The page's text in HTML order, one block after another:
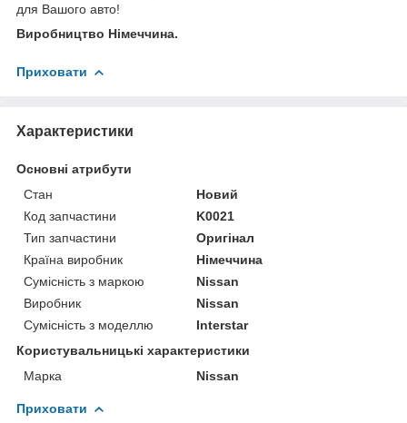
для Вашого авто!
Виробництво Німеччина.
Приховати
Характеристики
Основні атрибути
Стан
Новий
Код запчастини
K0021
Тип запчастини
Оригінал
Країна виробник
Німеччина
Сумісність з маркою
Nissan
Виробник
Nissan
Сумісність з моделлю
Interstar
Користувальницькі характеристики
Марка
Nissan
Приховати